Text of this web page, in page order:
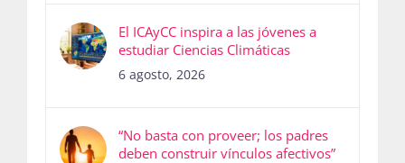
El ICAyCC inspira a las jóvenes a
estudiar Ciencias Climáticas
6 agosto, 2026
“No basta con proveer; los padres
deben construir vínculos afectivos”